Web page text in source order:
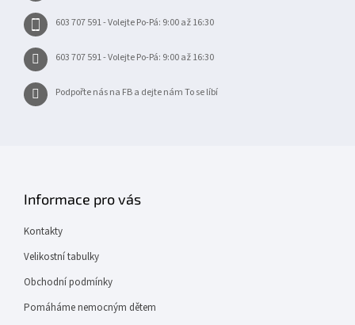
603 707 591 - Volejte Po-Pá: 9:00 až 16:30
603 707 591 - Volejte Po-Pá: 9:00 až 16:30
Podpořte nás na FB a dejte nám To se líbí
Informace pro vás
Kontakty
Velikostní tabulky
Obchodní podmínky
Pomáháme nemocným dětem